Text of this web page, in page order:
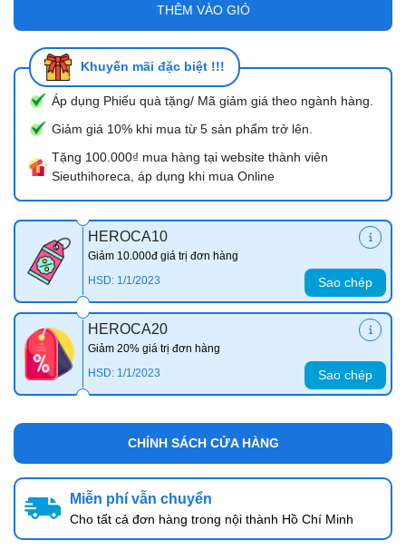
THÊM VÀO GIỎ
Khuyến mãi đặc biệt !!!
Áp dụng Phiếu quà tặng/ Mã giảm giá theo ngành hàng.
Giảm giá 10% khi mua từ 5 sản phẩm trở lên.
Tặng 100.000₫ mua hàng tại website thành viên
Sieuthihoreca, áp dụng khi mua Online
HEROCA10
Giảm 10.000đ giá trị đơn hàng
HSD: 1/1/2023
Sao chép
HEROCA20
Giảm 20% giá trị đơn hàng
HSD: 1/1/2023
Sao chép
CHÍNH SÁCH CỬA HÀNG
Miễn phí vẫn chuyển
Cho tất cả đơn hàng trong nội thành Hồ Chí Minh